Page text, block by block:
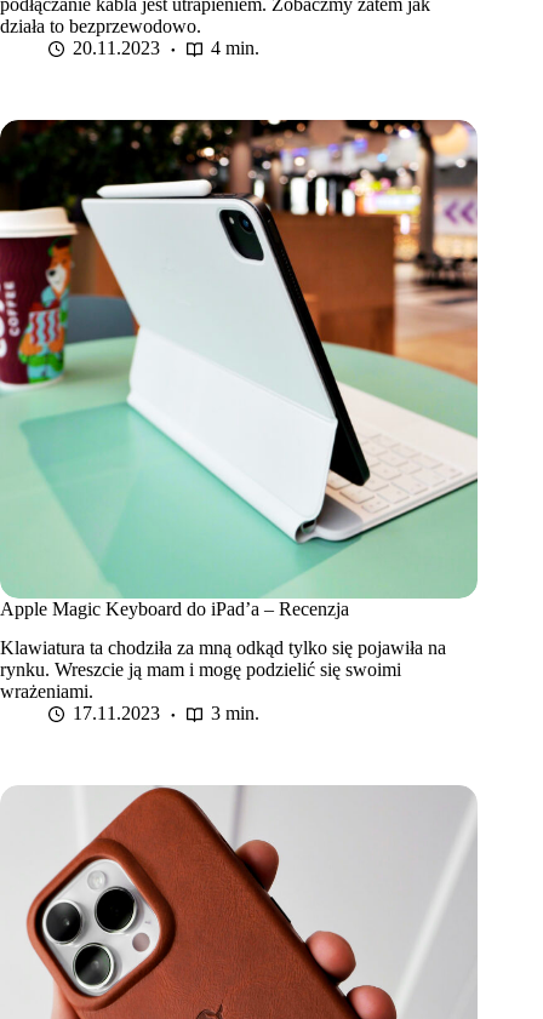
podłączanie kabla jest utrapieniem. Zobaczmy zatem jak
działa to bezprzewodowo.
20.11.2023
4 min.
Apple Magic Keyboard do iPad’a – Recenzja
Klawiatura ta chodziła za mną odkąd tylko się pojawiła na
rynku. Wreszcie ją mam i mogę podzielić się swoimi
wrażeniami.
17.11.2023
3 min.